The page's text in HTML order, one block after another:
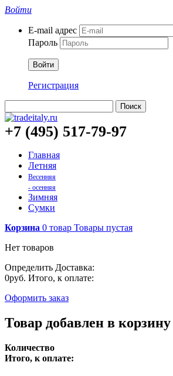
Войти
E-mail адрес
Пароль
Войти
Регистрация
Поиск
+7 (495) 517-79-97
Главная
Летняя
Весенняя
- осенняя
Зимняя
Сумки
Корзина 0 товар Товары пустая
Нет товаров
Определить Доставка:
0руб. Итого, к оплате:
Оформить заказ
Товар добавлен в корзину
Количество
Итого, к оплате: